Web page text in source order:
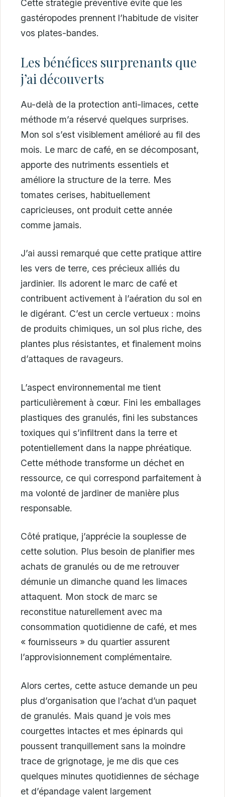
Cette stratégie préventive évite que les
gastéropodes prennent l’habitude de visiter
vos plates-bandes.
Les bénéfices surprenants que
j’ai découverts
Au-delà de la protection anti-limaces, cette
méthode m’a réservé quelques surprises.
Mon sol s’est visiblement amélioré au fil des
mois. Le marc de café, en se décomposant,
apporte des nutriments essentiels et
améliore la structure de la terre. Mes
tomates cerises, habituellement
capricieuses, ont produit cette année
comme jamais.
J’ai aussi remarqué que cette pratique attire
les vers de terre, ces précieux alliés du
jardinier. Ils adorent le marc de café et
contribuent activement à l’aération du sol en
le digérant. C’est un cercle vertueux : moins
de produits chimiques, un sol plus riche, des
plantes plus résistantes, et finalement moins
d’attaques de ravageurs.
L’aspect environnemental me tient
particulièrement à cœur. Fini les emballages
plastiques des granulés, fini les substances
toxiques qui s’infiltrent dans la terre et
potentiellement dans la nappe phréatique.
Cette méthode transforme un déchet en
ressource, ce qui correspond parfaitement à
ma volonté de jardiner de manière plus
responsable.
Côté pratique, j’apprécie la souplesse de
cette solution. Plus besoin de planifier mes
achats de granulés ou de me retrouver
démunie un dimanche quand les limaces
attaquent. Mon stock de marc se
reconstitue naturellement avec ma
consommation quotidienne de café, et mes
« fournisseurs » du quartier assurent
l’approvisionnement complémentaire.
Alors certes, cette astuce demande un peu
plus d’organisation que l’achat d’un paquet
de granulés. Mais quand je vois mes
courgettes intactes et mes épinards qui
poussent tranquillement sans la moindre
trace de grignotage, je me dis que ces
quelques minutes quotidiennes de séchage
et d’épandage valent largement